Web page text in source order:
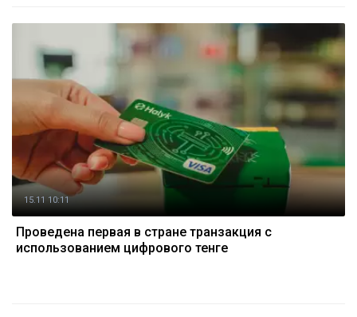
15.11 10:11
Проведена первая в стране транзакция с
использованием цифрового тенге